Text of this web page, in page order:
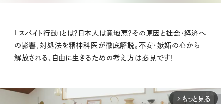
「スパイト行動」とは？日本人は意地悪？その原因と社会・経済へ
の影響、対処法を精神科医が徹底解説。不安・嫉妬の心から
解放される、自由に生きるための考え方は必見です！
arrow_forward_ios もっと見る